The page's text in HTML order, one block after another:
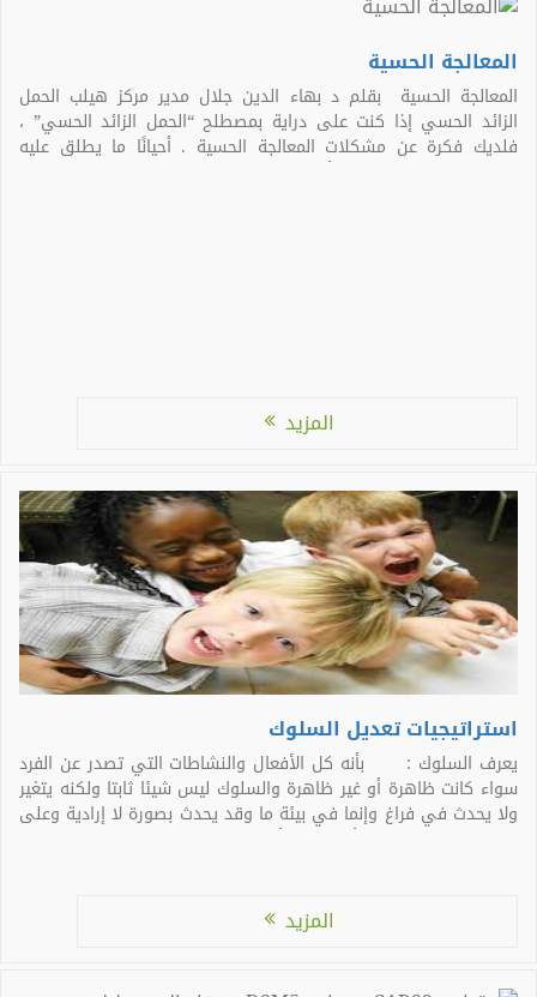
المعالجة الحسية
المعالجة الحسية بقلم د بهاء الدين جلال مدير مركز هيلب الحمل
الزائد الحسي إذا كنت على دراية بمصطلح “الحمل الزائد الحسي” ،
فلديك فكرة عن مشكلات المعالجة الحسية . أحيانًا ما يطلق عليه
اضطراب المعالجة الحسية أو المشكلات نظرًا لأن الدماغ يواجه مشكلة
المزيد
استراتيجيات تعديل السلوك
يعرف السلوك : بأنه كل الأفعال والنشاطات التي تصدر عن الفرد
سواء كانت ظاهرة أو غير ظاهرة والسلوك ليس شيئا ثابتا ولكنه يتغير
ولا يحدث في فراغ وإنما في بيئة ما وقد يحدث بصورة لا إرادية وعلى
نحو آلي مثل التنفس أو الحركة أو يحدث بصورة إرادية وعندها يكون
المزيد